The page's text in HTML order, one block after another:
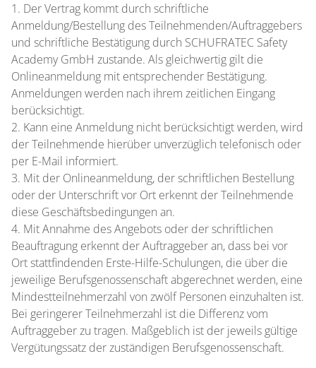
1. Der Vertrag kommt durch schriftliche
Anmeldung/Bestellung des Teilnehmenden/Auftraggebers
und schriftliche Bestätigung durch SCHUFRATEC Safety
Academy GmbH zustande. Als gleichwertig gilt die
Onlineanmeldung mit entsprechender Bestätigung.
Anmeldungen werden nach ihrem zeitlichen Eingang
berücksichtigt.
2. Kann eine Anmeldung nicht berücksichtigt werden, wird
der Teilnehmende hierüber unverzüglich telefonisch oder
per E-Mail informiert.
3. Mit der Onlineanmeldung, der schriftlichen Bestellung
oder der Unterschrift vor Ort erkennt der Teilnehmende
diese Geschäftsbedingungen an.
4. Mit Annahme des Angebots oder der schriftlichen
Beauftragung erkennt der Auftraggeber an, dass bei vor
Ort stattfindenden Erste-Hilfe-Schulungen, die über die
jeweilige Berufsgenossenschaft abgerechnet werden, eine
Mindestteilnehmerzahl von zwölf Personen einzuhalten ist.
Bei geringerer Teilnehmerzahl ist die Differenz vom
Auftraggeber zu tragen. Maßgeblich ist der jeweils gültige
Vergütungssatz der zuständigen Berufsgenossenschaft.